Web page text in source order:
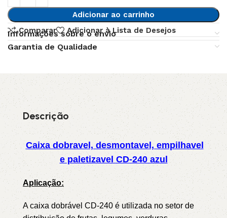
Adicionar ao carrinho
Comparar
Adicionar à Lista de Desejos
Informações sobre o envio
Garantia de Qualidade
Descrição
Caixa dobravel, desmontavel, empilhavel
e paletizavel CD-240 azul
Aplicação:
A caixa dobrável CD-240 é utilizada no setor de